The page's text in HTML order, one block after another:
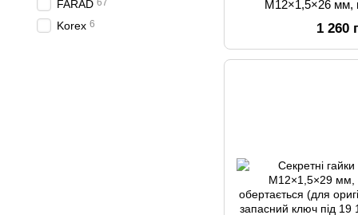
M12×1,5×26 мм,
+
1 260
FARAD 67
Korex 6